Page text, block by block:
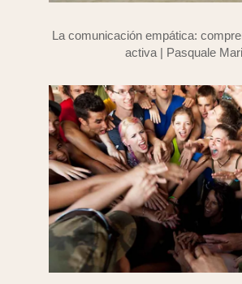
La comunicación empática:
activa | Pasquale